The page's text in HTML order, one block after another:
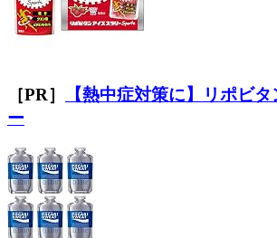
［PR］
【熱中症対策に】リポビ
ー